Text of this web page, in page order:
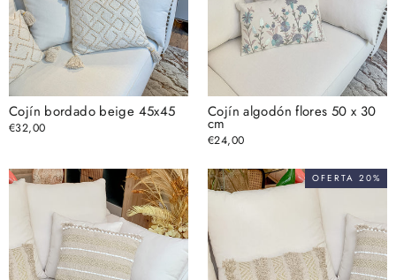
Cojín bordado beige 45x45
€32,00
Cojín algodón flores 50 x 30
cm
€24,00
OFERTA 20%